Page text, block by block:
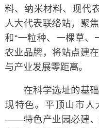
料、纳米材料、现代
人大代表联络站，聚
和“一粒种、一棵草、
农业品牌，将站点建
与产业发展零距离。
在科学选址的基础
现特色。平顶山市人
——特色产业园必建、